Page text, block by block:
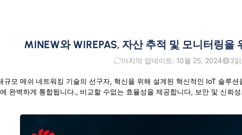
MINEW와 WIREPAS, 자산 추적 및 모니터링을
마지막 업데이트: 10월 25, 2024 3
모 메쉬 네트워킹 기술의 선구자, 혁신을 위해 설계된 혁신적인 IoT 솔루션
완벽하게 통합됩니다., 비교할 수없는 효율성을 제공합니다, 보안 및 신